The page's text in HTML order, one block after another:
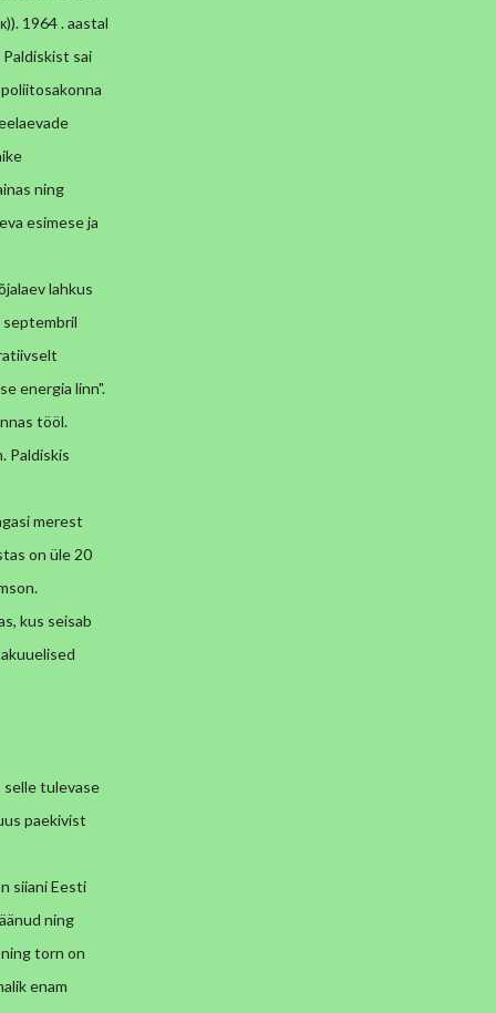
1964 . aastal
Paldiskist sai
ning
esimese ja
lahkus
energia linn".
tööl.
Paldiskis
merest
on üle 20
kus seisab
selle tulevase
paekivist
siiani Eesti
ning
torn on
enam